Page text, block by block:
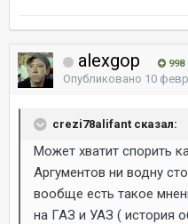
alexgop 998
Опубликовано 10
crezi78alifant сказал:
Может хватит спорить
Аргументов ни водну
вообще есть такое
на ГАЗ и УАЗ ( история